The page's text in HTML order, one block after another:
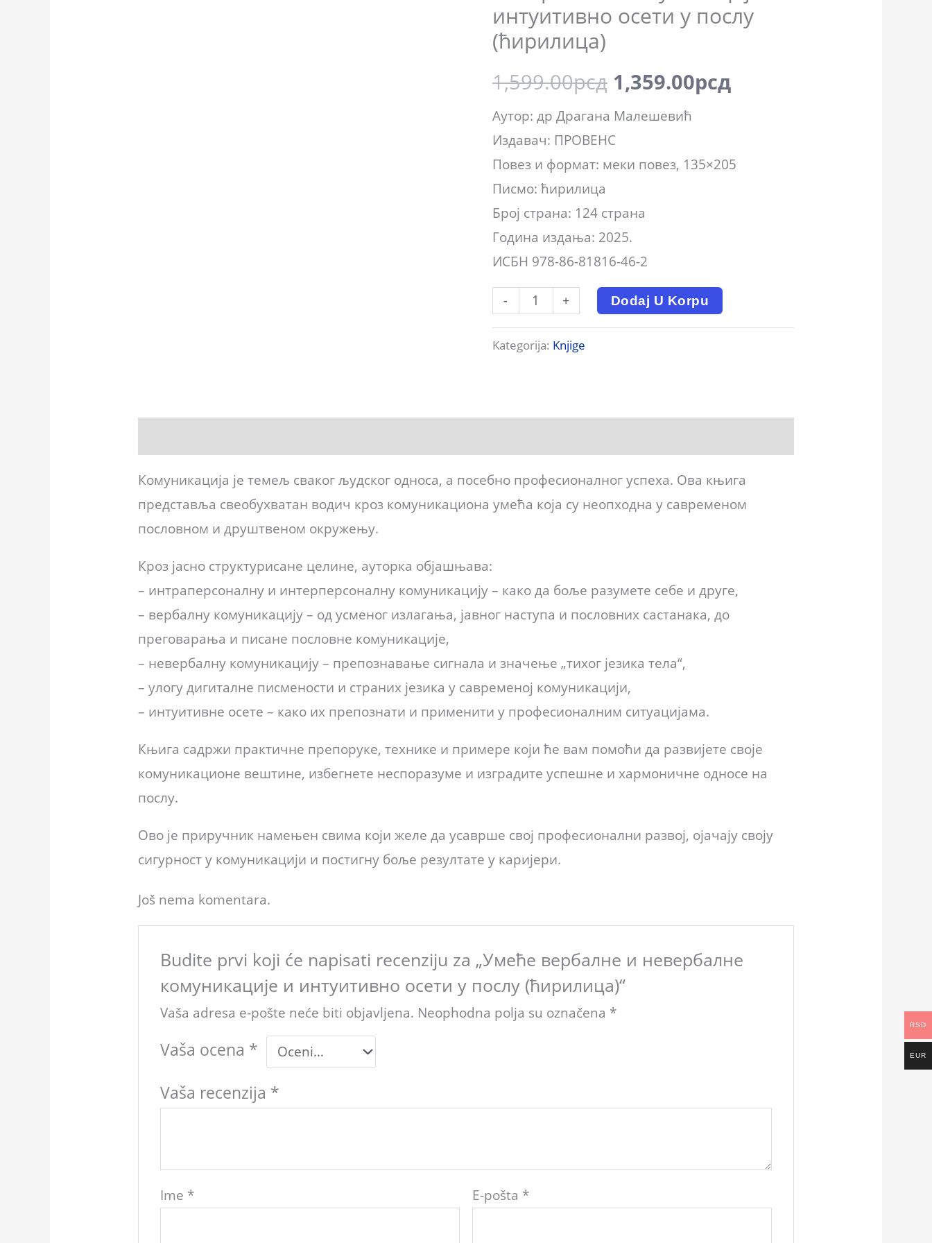
интуитивно осети у послу
(ћирилица)
1,599.00рсд
1,599.00рсд.
1,359.00рсд
Аутор: др Драгана Малешевић
Издавач: ПРОВЕНС
Повез и формат: меки повез, 135×205
Писмо: ћирилица
Број страна: 124 страна
Година издања: 2025.
ИСБН 978-86-81816-46-2
-
интуитивно
осети
у
послу
količina
+ Dodaj U Korpu
Kategorija: Knjige
Комуникација је темељ сваког људског односа, а посебно професионалног успеха. Ова књига
представља свеобухватан водич кроз комуникациона умећа која су неопходна у савременом
пословном и друштвеном окружењу.
Кроз јасно структурисане целине, ауторка објашњава:
– интраперсоналну и интерперсоналну комуникацију – како да боље разумете себе и друге,
– вербалну комуникацију – од усменог излагања, јавног наступа и пословних састанака, до
преговарања и писане пословне комуникације,
– невербалну комуникацију – препознавање сигнала и значење „тихог језика тела“,
– улогу дигиталне писмености и страних језика у савременој комуникацији,
– интуитивне осете – како их препознати и применити у професионалним ситуацијама.
Књига садржи практичне препоруке, технике и примере који ће вам помоћи да развијете своје
комуникационе вештине, избегнете неспоразуме и изградите успешне и хармоничне односе на
послу.
Ово је приручник намењен свима који желе да усаврше свој професионални развој, ојачају своју
сигурност у комуникацији и постигну боље резултате у каријери.
Još nema komentara.
Budite prvi koji će napisati recenziju za „Умеће вербалне и невербалне
комуникације и интуитивно осети у послу (ћирилица)“
Vaša adresa e-pošte neće biti objavljena. Neophodna polja su označena *
Vaša ocena *
Vaša recenzija *
Ime * E-pošta *
RSD
EUR